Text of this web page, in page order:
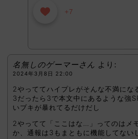
+7
名無しのゲーマーさん より:
2024年3月8日 22:00
2やっててハイプレがそんな不満にな
3だったら3で本文中にあるような強
いブキが暴れてるだけだし
2やってて「ここはな…」ってのはメ
か、通報は3もまともに機能してない